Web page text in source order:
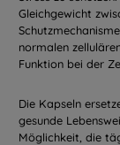
Gleichgewicht
normalen
Funktion bei der
Die Kapseln
gesunde
Möglichkeit, die